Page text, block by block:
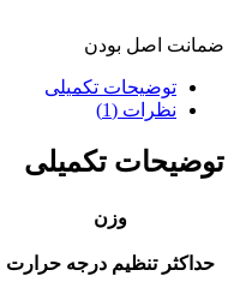
ضمانت اصل بودن
توضیحات تکمیلی
نظرات (1)
توضیحات تکمیلی
وزن
حداکثر تنظیم درجه حرارت